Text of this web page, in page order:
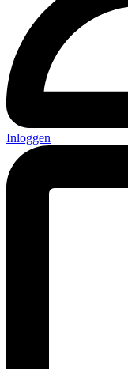
Inloggen